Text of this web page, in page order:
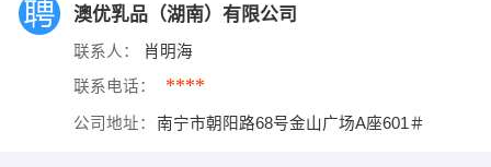
澳优乳品（湖南）有限公司
联系人： 肖明海
联系电话： ****
公司地址： 南宁市朝阳路68号金山广场A座601＃